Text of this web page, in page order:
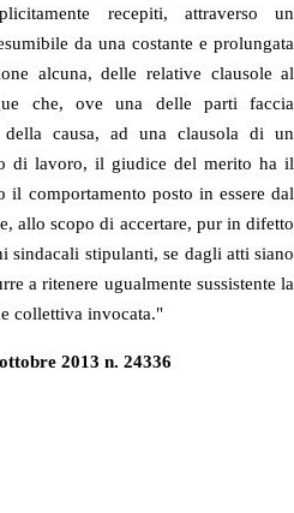
recepiti, attraverso un
da una costante e prolungata
alcuna, delle relative clausole al
che, ove una delle parti faccia
causa, ad una clausola di un
di lavoro, il giudice del merito ha il
comportamento posto in essere dal
allo scopo di accertare, pur in difetto
sindacali stipulanti, se dagli atti siano
a ritenere ugualmente sussistente la
collettiva invocata."
2013 n. 24336